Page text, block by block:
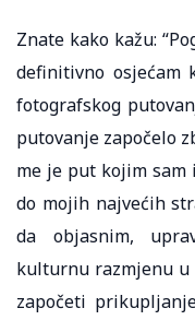
Znate kako kažu:
definitivno osjećam
fotografskog
putovanje započelo
me je put kojim
do mojih najvećih
da objasnim,
kulturnu razmjenu u
započeti